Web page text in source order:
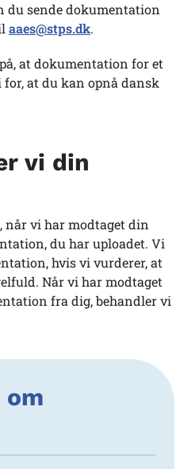
du sende dokumentation
aaes@stps.dk.
at dokumentation for et
at du kan opnå dansk
vi din
vi har modtaget din
du har uploadet. Vi
hvis vi vurderer, at
Når vi har modtaget
fra dig, behandler vi
om